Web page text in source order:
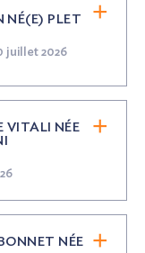
NÉ(E) PLET
juillet 2026
VITALI NÉE
NÉE